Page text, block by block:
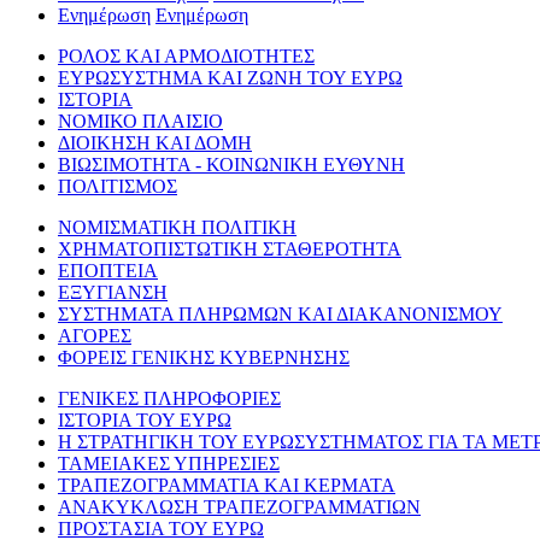
Ενημέρωση Ενημέρωση
ΡΟΛΟΣ ΚΑΙ ΑΡΜΟΔΙΟΤΗΤΕΣ
ΕΥΡΩΣΥΣΤΗΜΑ ΚΑΙ ΖΩΝΗ ΤΟΥ ΕΥΡΩ
ΙΣΤΟΡΙΑ
ΝΟΜΙΚΟ ΠΛΑΙΣΙΟ
ΔΙΟΙΚΗΣΗ ΚΑΙ ΔΟΜΗ
ΒΙΩΣΙΜΟΤΗΤΑ - ΚΟΙΝΩΝΙΚΗ ΕΥΘΥΝΗ
ΠΟΛΙΤΙΣΜΟΣ
ΝΟΜΙΣΜΑΤΙΚΗ ΠΟΛΙΤΙΚΗ
ΧΡΗΜΑΤΟΠΙΣΤΩΤΙΚΗ ΣΤΑΘΕΡΟΤΗΤΑ
ΕΠΟΠΤΕΙΑ
ΕΞΥΓΙΑΝΣΗ
ΣΥΣΤΗΜΑΤΑ ΠΛΗΡΩΜΩΝ ΚΑΙ ΔΙΑΚΑΝΟΝΙΣΜΟΥ
ΑΓΟΡΕΣ
ΦΟΡΕΙΣ ΓΕΝΙΚΗΣ ΚΥΒΕΡΝΗΣΗΣ
ΓΕΝΙΚΕΣ ΠΛΗΡΟΦΟΡΙΕΣ
ΙΣΤΟΡΙΑ ΤΟΥ ΕΥΡΩ
Η ΣΤΡΑΤΗΓΙΚΗ ΤΟΥ ΕΥΡΩΣΥΣΤΗΜΑΤΟΣ ΓΙΑ ΤΑ
ΤΑΜΕΙΑΚΕΣ ΥΠΗΡΕΣΙΕΣ
ΤΡΑΠΕΖΟΓΡΑΜΜΑΤΙΑ ΚΑΙ ΚΕΡΜΑΤΑ
ΑΝΑΚΥΚΛΩΣΗ ΤΡΑΠΕΖΟΓΡΑΜΜΑΤΙΩΝ
ΠΡΟΣΤΑΣΙΑ ΤΟΥ ΕΥΡΩ